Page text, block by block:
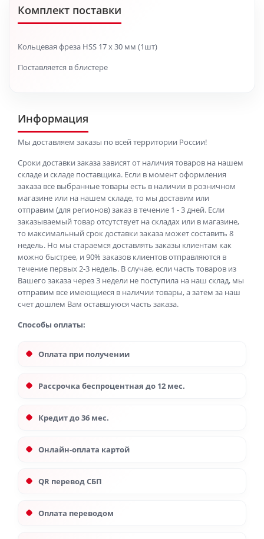
Комплект поставки
Кольцевая фреза HSS 17 x 30 мм (1шт)
Поставляется в блистере
Информация
Мы доставляем заказы по всей территории России!
Сроки доставки заказа зависят от наличия товаров на нашем
складе и складе поставщика. Если в момент оформления
заказа все выбранные товары есть в наличии в розничном
магазине или на нашем складе, то мы доставим или
отправим (для регионов) заказ в течение 1 - 3 дней. Если
заказываемый товар отсутствует на складах или в магазине,
то максимальный срок доставки заказа может составить 8
недель. Но мы стараемся доставлять заказы клиентам как
можно быстрее, и 90% заказов клиентов отправляются в
течение первых 2-3 недель. В случае, если часть товаров из
Вашего заказа через 3 недели не поступила на наш склад, мы
отправим все имеющиеся в наличии товары, а затем за наш
счет дошлем Вам оставшуюся часть заказа.
Способы оплаты:
Оплата при получении
Рассрочка беспроцентная до 12 мес.
Кредит до 36 мес.
Онлайн-оплата картой
QR перевод СБП
Оплата переводом